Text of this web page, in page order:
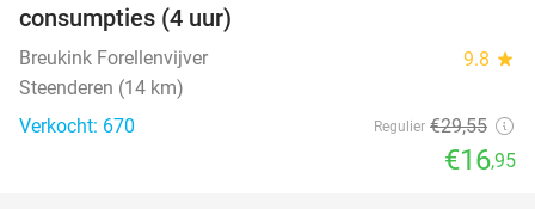
consumpties (4 uur)
Breukink Forellenvijver 9.8 star
Steenderen (14 km)
Verkocht: 670
Regulier €29,55
€16,95